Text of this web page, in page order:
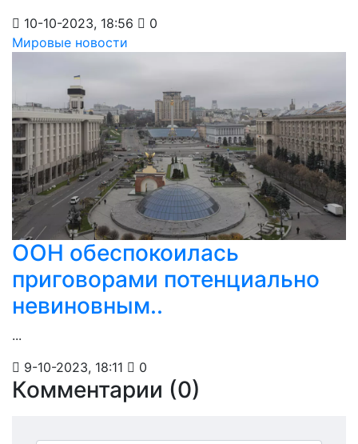
10-10-2023, 18:56
0
Мировые новости
ООН обеспокоилась
приговорами потенциально
невиновным..
...
9-10-2023, 18:11
0
Комментарии (0)